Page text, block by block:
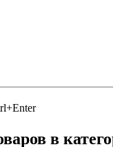
в